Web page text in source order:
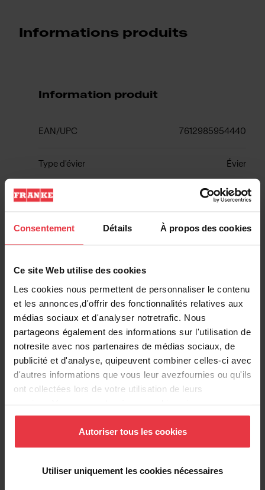
Consentement Détails À propos des cookies
Ce site Web utilise des cookies
Les cookies nous permettent de personnaliser le contenu
et les annonces,d'offrir des fonctionnalités relatives aux
médias sociaux et d'analyser notretrafic. Nous
partageons également des informations sur l'utilisation de
notresite avec nos partenaires de médias sociaux, de
publicité et d'analyse, quipeuvent combiner celles-ci avec
d'autres informations que vous leur avezfournies ou qu'ils
ont collectées lors de votre utilisation de leurs
continuez à utiliser notre site Web.
Autoriser tous les cookies
Utiliser uniquement les cookies nécessaires
Informations produits
Information produit
EAN/UPC 7612985954440
Type d'évier Évier
Type de matériau Fragranite
Nombre de cuvettes 1
Informations supplémentaires
Téléchargements
Fiche produit